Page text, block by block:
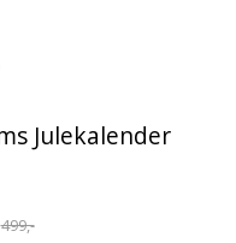
Julekalender
499,-